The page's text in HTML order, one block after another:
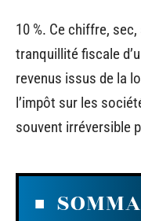
10 %. Ce chiffre,
tranquillité fiscale
revenus issus de la
l’impôt sur les
souvent irréversible